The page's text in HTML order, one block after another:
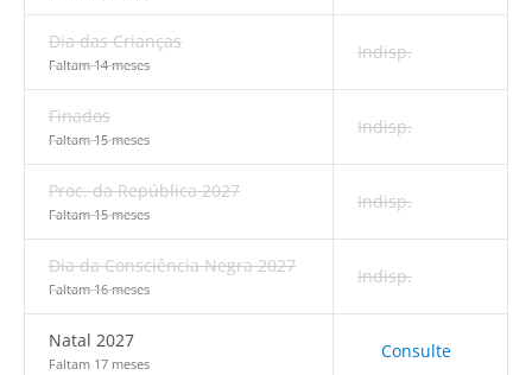
Dia das Crianças
Faltam 14 meses
Indisp.
Finados
Faltam 15 meses
Indisp.
Proc. da República 2027
Faltam 15 meses
Indisp.
Dia da Consciência Negra 2027
Faltam 16 meses
Indisp.
Natal 2027
Faltam 17 meses
Consulte